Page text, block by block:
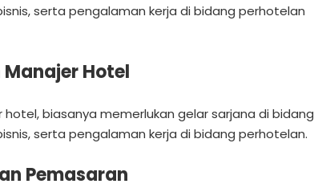
serta pengalaman kerja di bidang perhotelan
Hotel
biasanya memerlukan gelar sarjana di bidang
serta pengalaman kerja di bidang perhotelan.
Pemasaran